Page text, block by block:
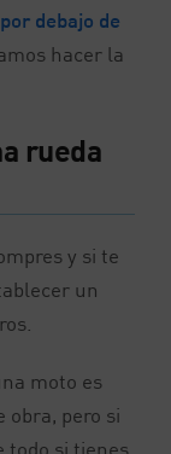
debajo de
hacer la
rueda
y si te
un
moto es
obra, pero si
todo si tienes